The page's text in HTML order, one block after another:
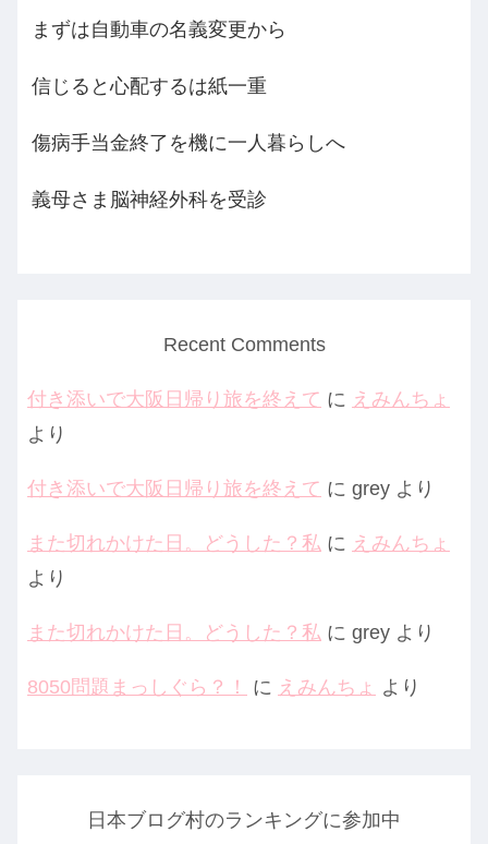
まずは自動車の名義変更から
信じると心配するは紙一重
傷病手当金終了を機に一人暮らしへ
義母さま脳神経外科を受診
Recent Comments
付き添いで大阪日帰り旅を終えて に えみんちょ
より
付き添いで大阪日帰り旅を終えて に grey より
また切れかけた日。どうした？私 に えみんちょ
より
また切れかけた日。どうした？私 に grey より
8050問題まっしぐら？！ に えみんちょ より
日本ブログ村のランキングに参加中